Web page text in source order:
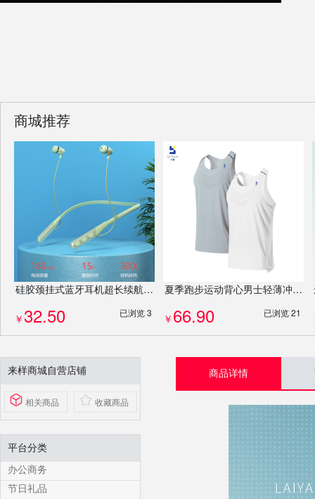
商城推荐
硅胶颈挂式蓝牙耳机超长续航挂脖式运动ENC降噪入耳式运动耳机
￥ 32.50 已浏览 3
夏季跑步运动背心男士轻薄冲孔马拉松竞速背心无袖速干健身汗衫定制
￥ 66.90 已浏览 21
来样商城自营店铺
相关商品 收藏商品
平台分类
办公商务
节日礼品
商品详情